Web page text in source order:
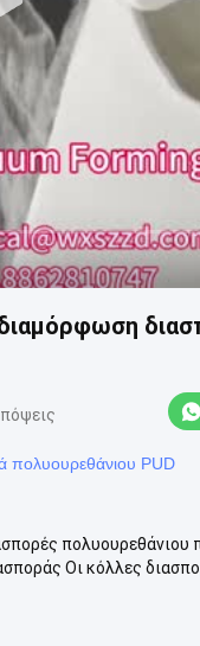
πολυουρεθάνιου PUD
πολυουρεθάνιου
Οι κόλλες